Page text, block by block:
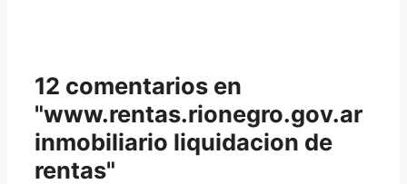
12 comentarios en
"www.rentas.rionegro.gov.ar
inmobiliario liquidacion de
rentas"